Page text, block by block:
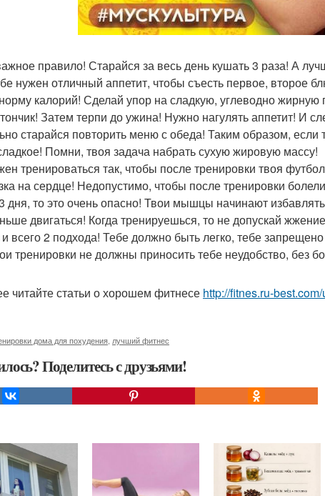
правило! Старайся за весь день кушать 3 раза! А
нужен отличный аппетит, чтобы съесть первое, второе
калорий! Сделай упор на сладкую, углеводно
Затем терпи до ужина! Нужно нагулять аппетит! И
старайся повторить меню с обеда! Таким образом,
Помни, твоя задача набрать сухую жировую массу!
тренироваться так, чтобы после тренировки твоя
на сердце! Недопустимо, чтобы после тренировки
дня, то это очень опасно! Твои мышцы начинают
двигаться! Когда тренируешься, то не допускай
всего 2 подхода! Тебе должно быть легко, тебе
тренировки не должны приносить тебе неудобство, без
читайте статьи о хорошем фитнесе http://fitnes.ru-
дома для похудения лучший фитнес
Поделитесь с друзьями!